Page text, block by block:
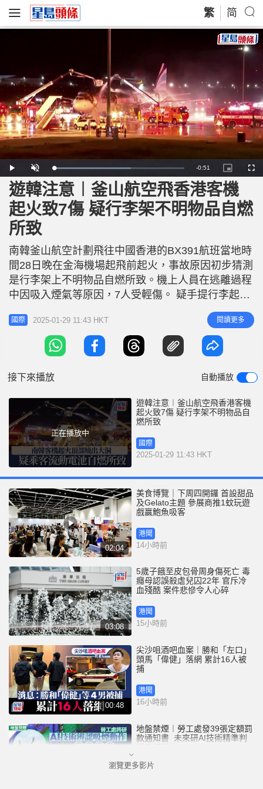
繁 简
P
l
a
y
U
n
m
u
t
L
o
a
d
e
d
:
5
9
R
e
m
n
n
-0:51
P
i
c
t
u
r
e
-
i
c
t
r
F
u
c
r
e
e
遊韓注意︱釜山航空飛香港客機
起火致7傷 疑行李架不明物品自燃
所致
南韓釜山航空計劃飛往中國香港的BX391航班當地時
間28日晚在金海機場起飛前起火，事故原因初步猜測
是行李架上不明物品自燃所致。機上人員在逃離過程
中因吸入煙氣等原因，7人受輕傷。 疑手提行李起火
據悉，事發飛機機型為空客A321，火災發生時飛機
正在準備起飛過程中，火勢從飛機尾部發生，隨後快
速蔓延至整個機體。 據當地消防以及機艙內乘客消
息，火災原因初步懷疑為客艙內手提行李存放箱中乘
國際 2025-01-29 11:43 HKT 閱讀更多
接下來播放 自動播放
正在播放中
遊韓注意︱釜山航空飛香港客機
起火致7傷 疑行李架不明物品自
燃所致
國際
2025-01-29 11:43 HKT
02:04
美食博覽｜下周四開鑼 首設甜品
及Gelato主題 參展商推1蚊玩遊
戲贏鮑魚吸客
港聞
14小時前
03:08
5歲子餓至皮包骨周身傷死亡 毒
癮母認誤殺虐兒囚22年 官斥冷
血殘酷 案件悲慘令人心碎
港聞
15小時前
00:48
尖沙咀酒吧血案｜勝和「左口」
頭馬「偉健」落網 累計16人被
捕
港聞
16小時前
地盤禁煙︱勞工處發39張定額罰
款通知書 未來研AI技術精準判
港聞
瀏覽更多影片